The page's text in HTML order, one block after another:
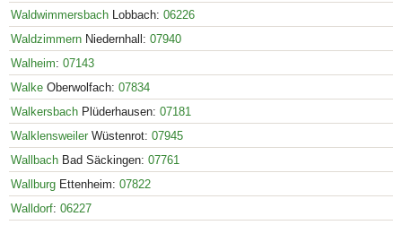
Waldwimmersbach Lobbach: 06226
Waldzimmern Niedernhall: 07940
Walheim: 07143
Walke Oberwolfach: 07834
Walkersbach Plüderhausen: 07181
Walklensweiler Wüstenrot: 07945
Wallbach Bad Säckingen: 07761
Wallburg Ettenheim: 07822
Walldorf: 06227